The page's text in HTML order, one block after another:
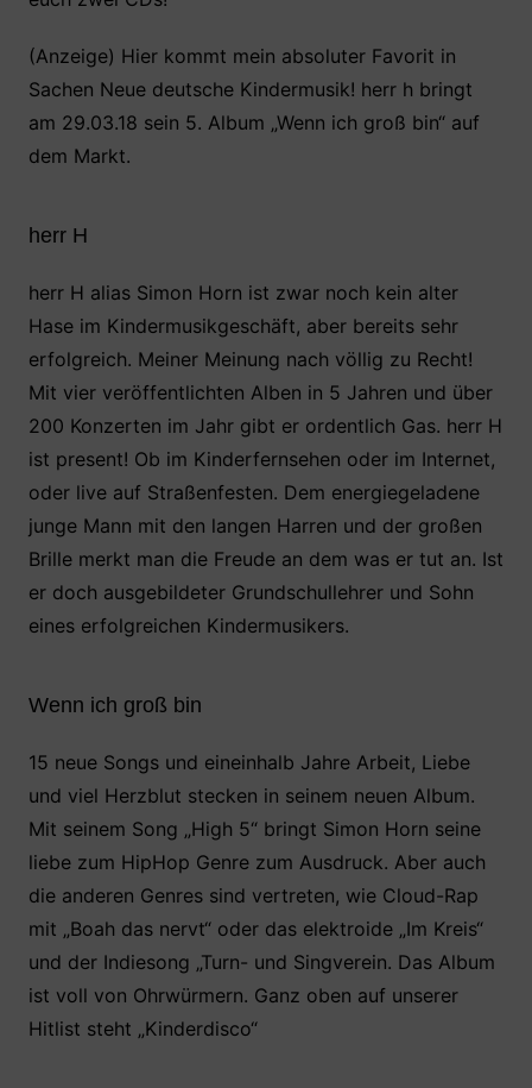
o
k
p
(Anzeige) Hier kommt mein absoluter Favorit in
Sachen Neue deutsche Kindermusik! herr h bringt
am 29.03.18 sein 5. Album „Wenn ich groß bin“ auf
dem Markt.
herr H
herr H alias Simon Horn ist zwar noch kein alter
Hase im Kindermusikgeschäft, aber bereits sehr
erfolgreich. Meiner Meinung nach völlig zu Recht!
Mit vier veröffentlichten Alben in 5 Jahren und über
200 Konzerten im Jahr gibt er ordentlich Gas. herr H
ist present! Ob im Kinderfernsehen oder im Internet,
oder live auf Straßenfesten. Dem energiegeladene
junge Mann mit den langen Harren und der großen
Brille merkt man die Freude an dem was er tut an. Ist
er doch ausgebildeter Grundschullehrer und Sohn
eines erfolgreichen Kindermusikers.
Wenn ich groß bin
15 neue Songs und eineinhalb Jahre Arbeit, Liebe
und viel Herzblut stecken in seinem neuen Album.
Mit seinem Song „High 5“ bringt Simon Horn seine
liebe zum HipHop Genre zum Ausdruck. Aber auch
die anderen Genres sind vertreten, wie Cloud-Rap
mit „Boah das nervt“ oder das elektroide „Im Kreis“
und der Indiesong „Turn- und Singverein. Das Album
ist voll von Ohrwürmern. Ganz oben auf unserer
Hitlist steht „Kinderdisco“